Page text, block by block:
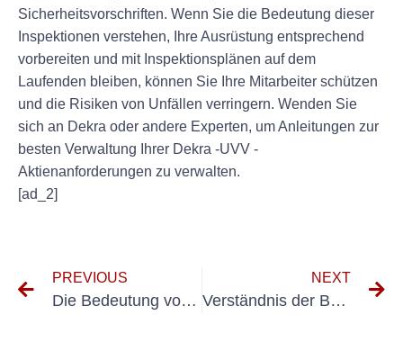
Sicherheitsvorschriften. Wenn Sie die Bedeutung dieser
Inspektionen verstehen, Ihre Ausrüstung entsprechend
vorbereiten und mit Inspektionsplänen auf dem
Laufenden bleiben, können Sie Ihre Mitarbeiter schützen
und die Risiken von Unfällen verringern. Wenden Sie
sich an Dekra oder andere Experten, um Anleitungen zur
besten Verwaltung Ihrer Dekra -UVV -
Aktienanforderungen zu verwalten.
[ad_2]
PREVIOUS
Die Bedeutung von DGUV V3 -Schmier für die Gewährleistung der elektrischen Sicherheit
NEXT
Verständnis der Bedeutung von MÜFINTERVALL in DGUV V3 Compliance